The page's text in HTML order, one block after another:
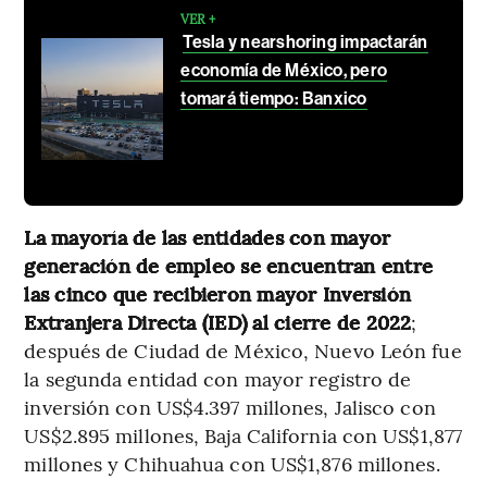
VER +
Tesla y nearshoring impactarán
economía de México, pero
tomará tiempo: Banxico
La mayoría de las entidades con mayor
generación de empleo se encuentran entre
las cinco que recibieron mayor Inversión
Extranjera Directa (IED) al cierre de 2022;
después de Ciudad de México, Nuevo León fue
la segunda entidad con mayor registro de
inversión con US$4.397 millones, Jalisco con
US$2.895 millones, Baja California con US$1,877
millones y Chihuahua con US$1,876 millones.